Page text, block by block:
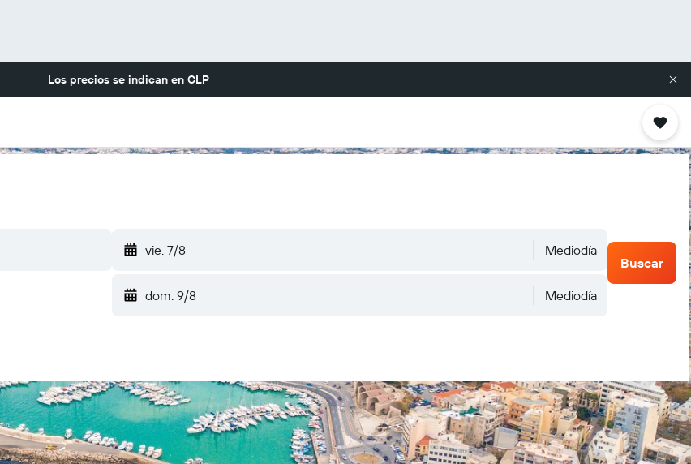
Los precios se indican en CLP
vie. 7/8 Mediodía
dom. 9/8 Mediodía
Buscar